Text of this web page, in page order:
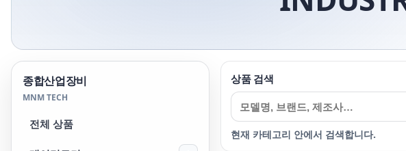
종합산업장비
MNM TECH
전체 상품
상품 검색
현재 카테고리 안에서 검색합니다.